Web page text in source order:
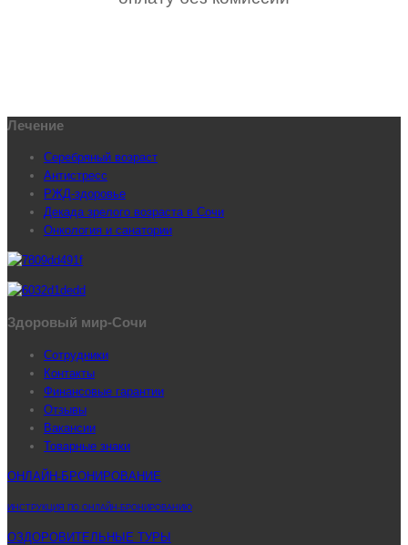
Лечение
Серебряный возраст
Антистресс
РЖД-здоровье
Декада зрелого возраста в Сочи
Онкология и санатории
Здоровый мир-Сочи
Сотрудники
Контакты
Финансовые гарантии
Отзывы
Вакансии
Товарные знаки
ОНЛАЙН-БРОНИРОВАНИЕ
ИНСТРУКЦИЯ ПО ОНЛАЙН-БРОНИРОВАНИЮ
ОЗДОРОВИТЕЛЬНЫЕ ТУРЫ